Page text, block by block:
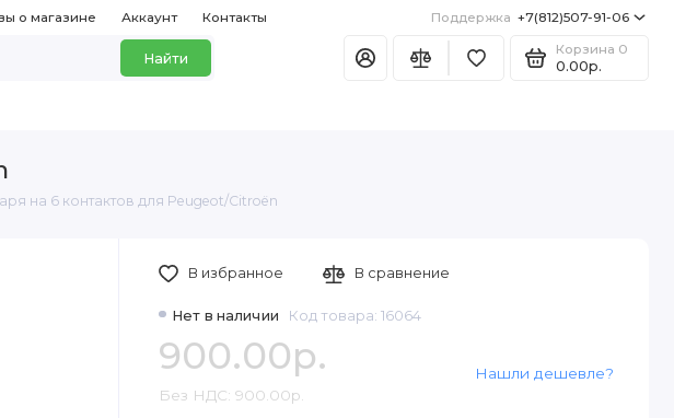
о магазине Аккаунт Контакты Поддержка +7(812)507-91-06
Найти
Корзина 0
0.00р.
на 6 контактов для Peugeot/Citroën
Нет в наличии Код товара: 16064
900.00р.
Без НДС: 900.00р.
Нашли дешевле?
В избранное В сравнение